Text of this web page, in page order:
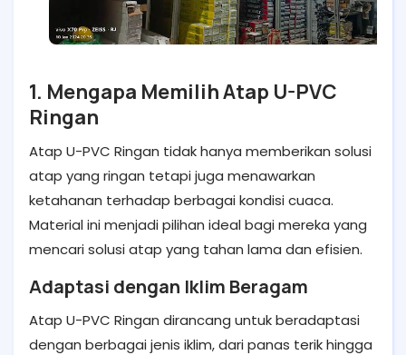
1. Mengapa Memilih Atap U-PVC
Ringan
Atap U-PVC Ringan tidak hanya memberikan solusi
atap yang ringan tetapi juga menawarkan
ketahanan terhadap berbagai kondisi cuaca.
Material ini menjadi pilihan ideal bagi mereka yang
mencari solusi atap yang tahan lama dan efisien.
Adaptasi dengan Iklim Beragam
Atap U-PVC Ringan dirancang untuk beradaptasi
dengan berbagai jenis iklim, dari panas terik hingga